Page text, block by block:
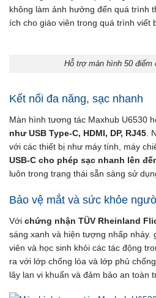
không làm ảnh hưởng đến quá trình
ích cho giáo viên trong quá trình viết
Hỗ trợ màn hình 50 điểm
Kết nối đa năng, sạc nhanh
Màn hình tương tác Maxhub U6530
nhưUSB Type-C, HDMI, DP, RJ45 .
với các thiết bị như máy tính, máy
USB-C cho phép sạc nhanh lên
luôn trong trạng thái sẵn sàng sử
Bảo vệ mắt và sức khỏe
Với chứng nhận TÜV Rheinland
sáng xanh và hiện tượng nhấp nháy.
viên và học sinh khỏi các tác động
ra với lớp chống lóa và lớp phủ
lây lan vi khuẩn và đảm bảo an toàn